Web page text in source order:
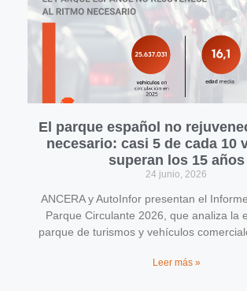
El parque español no
necesario: casi 5 de cada 10
superan los 15 años
24 junio, 2026
ANCERA y AutoInfor presentan el
Parque Circulante 2026, que analiza la
parque de turismos y vehículos
Leer más »